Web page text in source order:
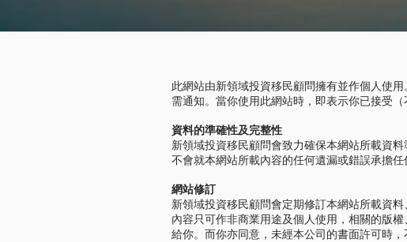
此網站由新領域投資移民顧問擁有並作個人使
需通知。當你使用此網站時，即表示你已接受
資料的準確性及完整性
新領域投資移民顧問會致力確保本網站所載資
不會就本網站所載內容的任何遺漏或錯誤承擔任
網站修訂
新領域投資移民顧問會定期修訂本網站所載資
內容只可作非商業用途及個人使用，相關的版
給你。而你亦同意，未經本公司的書面許可時